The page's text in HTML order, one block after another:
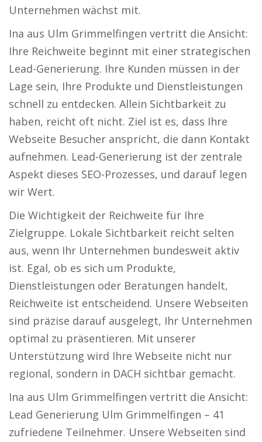
Unternehmen wächst mit.
Ina aus Ulm Grimmelfingen vertritt die Ansicht:
Ihre Reichweite beginnt mit einer strategischen
Lead-Generierung. Ihre Kunden müssen in der
Lage sein, Ihre Produkte und Dienstleistungen
schnell zu entdecken. Allein Sichtbarkeit zu
haben, reicht oft nicht. Ziel ist es, dass Ihre
Webseite Besucher anspricht, die dann Kontakt
aufnehmen. Lead-Generierung ist der zentrale
Aspekt dieses SEO-Prozesses, und darauf legen
wir Wert.
Die Wichtigkeit der Reichweite für Ihre
Zielgruppe. Lokale Sichtbarkeit reicht selten
aus, wenn Ihr Unternehmen bundesweit aktiv
ist. Egal, ob es sich um Produkte,
Dienstleistungen oder Beratungen handelt,
Reichweite ist entscheidend. Unsere Webseiten
sind präzise darauf ausgelegt, Ihr Unternehmen
optimal zu präsentieren. Mit unserer
Unterstützung wird Ihre Webseite nicht nur
regional, sondern in DACH sichtbar gemacht.
Ina aus Ulm Grimmelfingen vertritt die Ansicht:
Lead Generierung Ulm Grimmelfingen – 41
zufriedene Teilnehmer. Unsere Webseiten sind